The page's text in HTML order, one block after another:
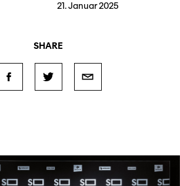
21. Januar 2025
SHARE